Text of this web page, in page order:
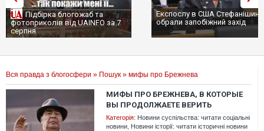
Підбірка блогожаб та
фотоприколів від UAINFO за 7
серпня
Експослу в США
обрали запобіжний захід
Вся правда з блогосфери » Пошук » мифы про Брежнева
МИФЫ ПРО БРЕЖНЕВА, В КОТОРЫЕ
ВЫ ПРОДОЛЖАЕТЕ ВЕРИТЬ
Категорія: Новини суспільства: читати соціальні
новини Новини історії: читати історичні новини